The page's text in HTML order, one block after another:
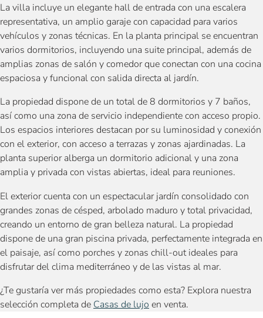
La villa incluye un elegante hall de entrada con una escalera
representativa, un amplio garaje con capacidad para varios
vehículos y zonas técnicas. En la planta principal se encuentran
varios dormitorios, incluyendo una suite principal, además de
amplias zonas de salón y comedor que conectan con una cocina
espaciosa y funcional con salida directa al jardín.
La propiedad dispone de un total de 8 dormitorios y 7 baños,
así como una zona de servicio independiente con acceso propio.
Los espacios interiores destacan por su luminosidad y conexión
con el exterior, con acceso a terrazas y zonas ajardinadas. La
planta superior alberga un dormitorio adicional y una zona
amplia y privada con vistas abiertas, ideal para reuniones.
El exterior cuenta con un espectacular jardín consolidado con
grandes zonas de césped, arbolado maduro y total privacidad,
creando un entorno de gran belleza natural. La propiedad
dispone de una gran piscina privada, perfectamente integrada en
el paisaje, así como porches y zonas chill-out ideales para
disfrutar del clima mediterráneo y de las vistas al mar.
¿Te gustaría ver más propiedades como esta? Explora nuestra
selección completa de Casas de lujo en venta.